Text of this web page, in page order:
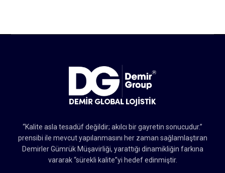
“Kalite asla tesadüf değildir; akılcı bir gayretin sonucudur.”
prensibi ile mevcut yapılanmasını her zaman sağlamlaştıran
Demirler Gümrük Müşavirliği, yarattığı dinamikliğin farkına
vararak “sürekli kalite”yi hedef edinmiştir.